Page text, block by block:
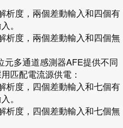
析度，兩個差動輸入和四個有
。
析度，兩個差動輸入和四個無
元多通道感測器AFE提供不同
匹配電流源供電：
析度，四個差動輸入和七個有
。
析度，四個差動輸入和七個無